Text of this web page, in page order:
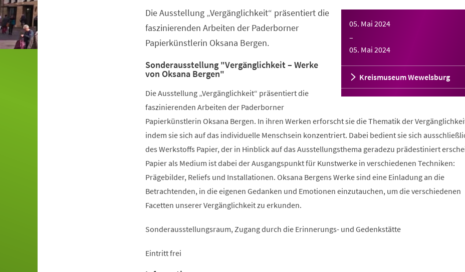
05. Mai 2024
–
05. Mai 2024
Kreismuseum Wewelsburg
Die Ausstellung „Vergänglichkeit“ präsentiert die
faszinierenden Arbeiten der Paderborner
Papierkünstlerin Oksana Bergen.
Sonderausstellung "Vergänglichkeit – Werke
von Oksana Bergen"
Die Ausstellung „Vergänglichkeit“ präsentiert die
faszinierenden Arbeiten der Paderborner
Papierkünstlerin Oksana Bergen. In ihren Werken erforscht sie die Thematik der
indem sie sich auf das individuelle Menschsein konzentriert. Dabei bedient sie sich
des Werkstoffs Papier, der in Hinblick auf das Ausstellungsthema geradezu prädestiniert
Papier als Medium ist dabei der Ausgangspunkt für Kunstwerke in verschiedenen Techniken:
Prägebilder, Reliefs und Installationen. Oksana Bergens Werke sind eine Einladung an die
Betrachtenden, in die eigenen Gedanken und Emotionen einzutauchen, um die verschiedenen
Facetten unserer Vergänglichkeit zu erkunden.
Sonderausstellungsraum, Zugang durch die Erinnerungs- und Gedenkstätte
Eintritt frei